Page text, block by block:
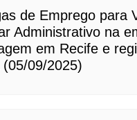
de Emprego para
Administrativo na
em Recife e
09/2025)